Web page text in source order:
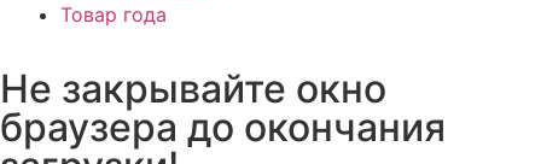
Товар года
Не закрывайте окно
браузера до окончания